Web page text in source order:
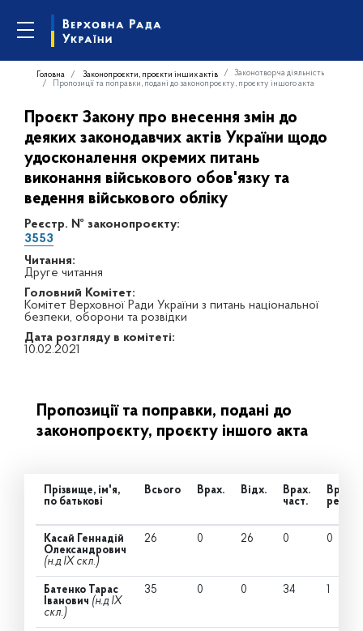
Головна Законопроєкти, проєкти інших актів
Законотворча діяльність
Пропозиції та поправки, подані до законопроєкту, проєкту іншого акта
Проєкт Закону про внесення змін до
деяких законодавчих актів України щодо
удосконалення окремих питань
виконання військового обов'язку та
ведення військового обліку
Реєстр. № законопроєкту:
3553
Читання:
Друге читання
Головний Комітет:
Комітет Верховної Ради України з питань національної
безпеки, оборони та розвідки
Дата розгляду в комітеті:
10.02.2021
Пропозиції та поправки, подані до
законопроєкту, проєкту іншого акта
Прізвище, ім'я,
по батькові
Всього Врах. Відх.
Врах.
част.
Врах.
ред.
Касай Геннадій
Олександрович
(н.д IX скл.)
26 0 26 0 0
Батенко Тарас
Іванович (н.д IX
скл.)
35 0 0 34 1